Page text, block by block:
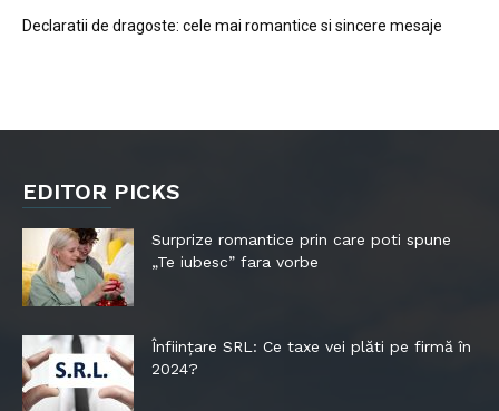
Declaratii de dragoste: cele mai romantice si sincere mesaje
EDITOR PICKS
Surprize romantice prin care poti spune
„Te iubesc” fara vorbe
Înființare SRL: Ce taxe vei plăti pe firmă în
2024?